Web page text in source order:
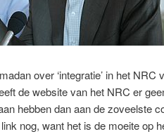
over ‘integratie’ in het
de website van het NRC er
hebben dan aan de zoveelste
nog, want het is de moeite op